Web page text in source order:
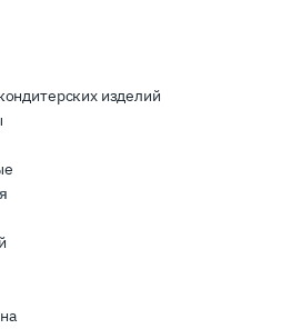
изделий